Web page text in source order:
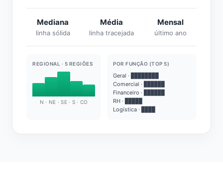
Mediana
linha sólida
Média
linha tracejada
Mensal
último ano
REGIONAL · 5 REGIÕES
N · NE · SE · S · CO
POR FUNÇÃO (TOP 5)
Geral · ████████
Comercial · ██████
Financeiro · ██████
RH · █████
Logística · ████